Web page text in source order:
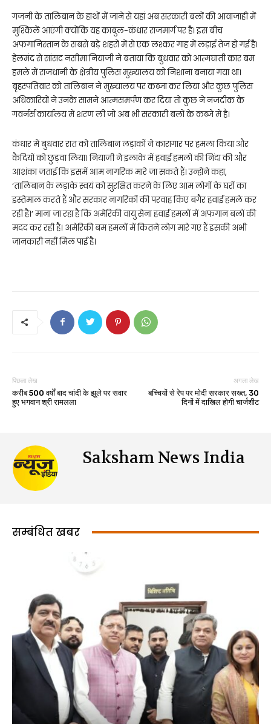
गजनी के तालिबान के हाथों में जाने से यहां अब सरकारी बलों की आवाजाही में
मुश्किलें आएंगी क्योंकि यह काबुल-कंधार राजमार्ग पर है। इस बीच
अफगानिस्तान के सबसे बड़े शहरों में से एक लश्कर गाह में लड़ाई तेज हो गई है।
हेलमंद से सांसद नसीमा नियाजी ने बताया कि बुधवार को आत्मघाती कार बम
हमले में राजधानी के क्षेत्रीय पुलिस मुख्यालय को निशाना बनाया गया था।
बृहस्पतिवार को तालिबान ने मुख्यालय पर कब्जा कर लिया और कुछ पुलिस
अधिकारियों ने उनके सामने आत्मसमर्पण कर दिया तो कुछ ने नजदीक के
गवर्नर्स कार्यालय में शरण ली जो अब भी सरकारी बलों के कब्जे में है।
कंधार में बुधवार रात को तालिबान लड़ाकों ने कारागार पर हमला किया और
कैदियों को छुड़वा लिया। नियाजी ने इलाके में हवाई हमलों की निंदा की और
आशंका जताई कि इसमें आम नागरिक मारे जा सकते हैं। उन्होंने कहा,
‘तालिबान के लड़ाके स्वयं को सुरक्षित करने के लिए आम लोगों के घरों का
इस्तेमाल करते हैं और सरकार नागरिकों की परवाह किए बगैर हवाई हमले कर
रही है।’ माना जा रहा है कि अमेरिकी वायु सेना हवाई हमलों में अफगान बलों की
मदद कर रही है। अमेरिकी बम हमलों में कितने लोग मारे गए हैं इसकी अभी
जानकारी नहीं मिल पाई है।
पिछला लेख
करीब 500 वर्षों बाद चांदी के झूले पर सवार
हुए भगवान श्री रामलला
अगला लेख
बच्चियों से रेप पर मोदी सरकार सख्त, 30
दिनों में दाखिल होगी चार्जशीट
Saksham News India
सम्बंधित खबर